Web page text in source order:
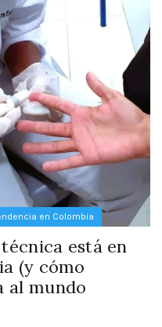
en Colombia
está en
(y cómo
al mundo